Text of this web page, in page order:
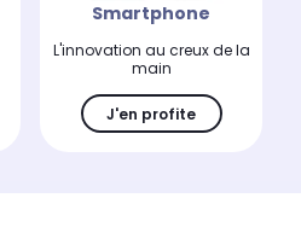
Smartphone
L'innovation au creux de la
main
J'en profite